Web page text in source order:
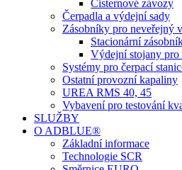
Cisternové závozy
Čerpadla a výdejní sady
Zásobníky pro neveřejný
Stacionární
Výdejní stojany pro
Systémy pro čerpací
Ostatní provozní kapaliny
UREA RMS 40, 45
Vybavení pro testování
SLUŽBY
O ADBLUE®
Základní informace
Technologie SCR